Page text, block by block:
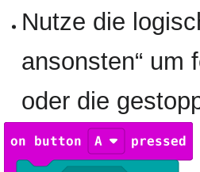
Nutze die
ansonsten“ um
oder die